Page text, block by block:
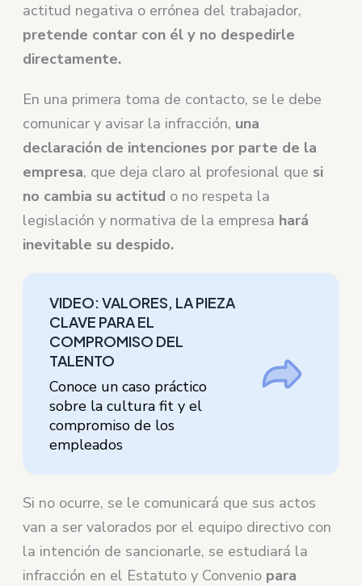
actitud negativa o errónea del trabajador,
pretende contar con él y no despedirle
directamente.
En una primera toma de contacto, se le debe
comunicar y avisar la infracción, una
declaración de intenciones por parte de la
empresa, que deja claro al profesional que si
no cambia su actitud o no respeta la
legislación y normativa de la empresa hará
inevitable su despido.
VIDEO: VALORES, LA PIEZA
CLAVE PARA EL
COMPROMISO DEL
TALENTO
Conoce un caso práctico
sobre la cultura fit y el
compromiso de los
empleados
Si no ocurre, se le comunicará que sus actos
van a ser valorados por el equipo directivo con
la intención de sancionarle, se estudiará la
infracción en el Estatuto y Convenio para